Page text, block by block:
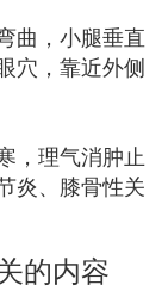
曲，小腿垂直
穴，靠近外侧
，理气消肿止
炎、膝骨性关
的内容